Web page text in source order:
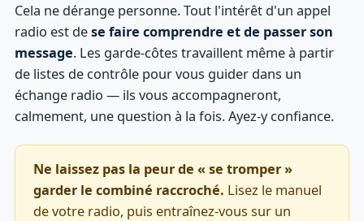
Cela ne dérange personne. Tout l'intérêt d'un appel
radio est dese faire comprendre et de passer son
message. Les garde-côtes travaillent même à partir
de listes de contrôle pour vous guider dans un
échange radio — ils vous accompagneront,
calmement, une question à la fois. Ayez-y confiance.
Ne laissez pas la peur de « se tromper »
garder le combiné raccroché. Lisez le manuel
de votre radio, puis entraînez-vous sur un